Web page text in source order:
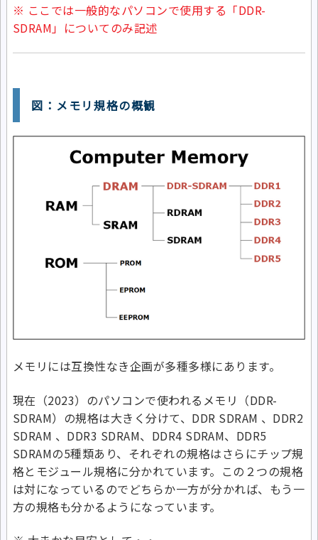
※ ここでは一般的なパソコンで使用する「DDR-
SDRAM」についてのみ記述
図：メモリ規格の概観
メモリには互換性なき企画が多種多様にあります。
現在（2023）のパソコンで使われるメモリ（DDR-
SDRAM）の規格は大きく分けて、DDR SDRAM 、DDR2
SDRAM 、DDR3 SDRAM、DDR4 SDRAM、DDR5
SDRAMの5種類あり、それぞれの規格はさらにチップ規
格とモジュール規格に分かれています。この２つの規格
は対になっているのでどちらか一方が分かれば、もう一
方の規格も分かるようになっています。